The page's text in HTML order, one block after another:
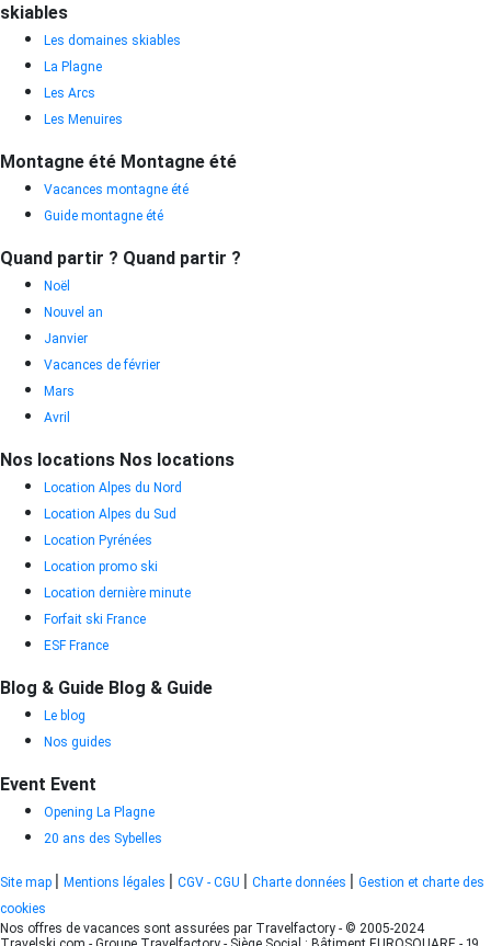
skiables
Les domaines skiables
La Plagne
Les Arcs
Les Menuires
Montagne été Montagne été
Vacances montagne été
Guide montagne été
Quand partir ? Quand partir ?
Noël
Nouvel an
Janvier
Vacances de février
Mars
Avril
Nos locations Nos locations
Location Alpes du Nord
Location Alpes du Sud
Location Pyrénées
Location promo ski
Location dernière minute
Forfait ski France
ESF France
Blog & Guide Blog & Guide
Le blog
Nos guides
Event Event
Opening La Plagne
20 ans des Sybelles
Site map | Mentions légales | CGV - CGU | Charte données | Gestion et charte des
cookies
Nos offres de vacances sont assurées par Travelfactory - © 2005-2024